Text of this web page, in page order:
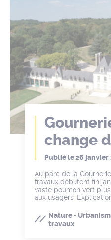
change
Publié le26 janvier
Au parc de la
travaux débutent fin
vaste poumon vert
aux usagers.
Nature -
travaux